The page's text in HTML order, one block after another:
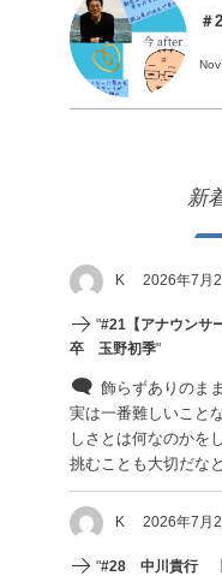
＃
新
K 2026年7月
"#21【アナウンサ
卒 玉野初季"
飾らずありのま
実は一番難しいこと
しさとは何なのかを
挑むことも大切だな
K 2026年7月
"#28 中川貴行 【